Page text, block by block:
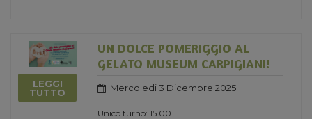
LEGGI
TUTTO
UN DOLCE POMERIGGIO AL
GELATO MUSEUM CARPIGIANI!
Mercoledi 3 Dicembre 2025
Unico turno: 15.00